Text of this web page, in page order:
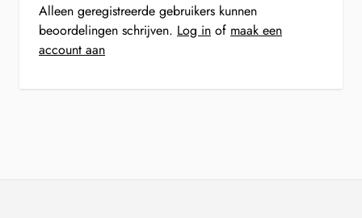
Alleen geregistreerde gebruikers kunnen
beoordelingen schrijven. Log in of maak een
account aan